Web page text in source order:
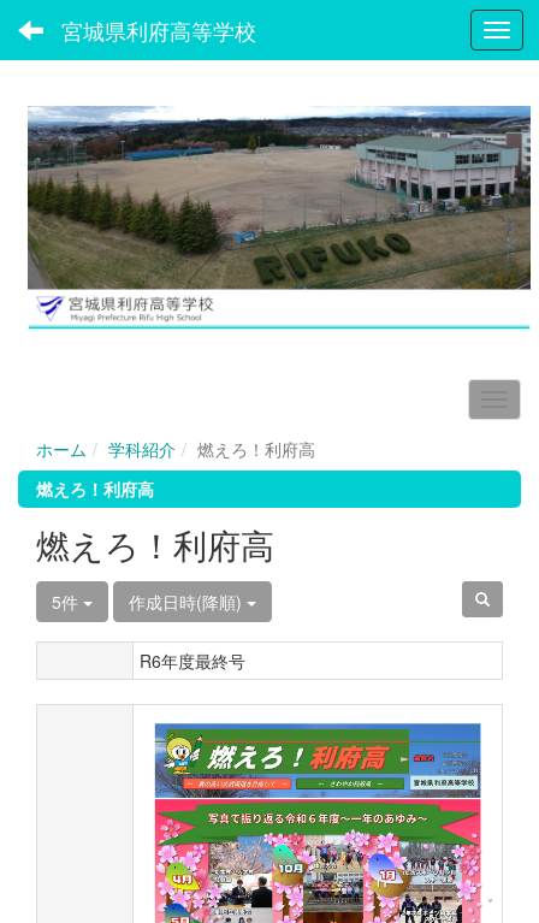
宮城県利府高等学校
ホーム 学科紹介
燃えろ！利府高
燃えろ！利府高
燃えろ！利府高
5件 作成日時(降順)
R6年度最終号